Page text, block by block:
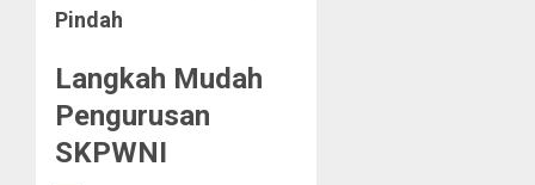
Pindah
Langkah Mudah
Pengurusan
SKPWNI